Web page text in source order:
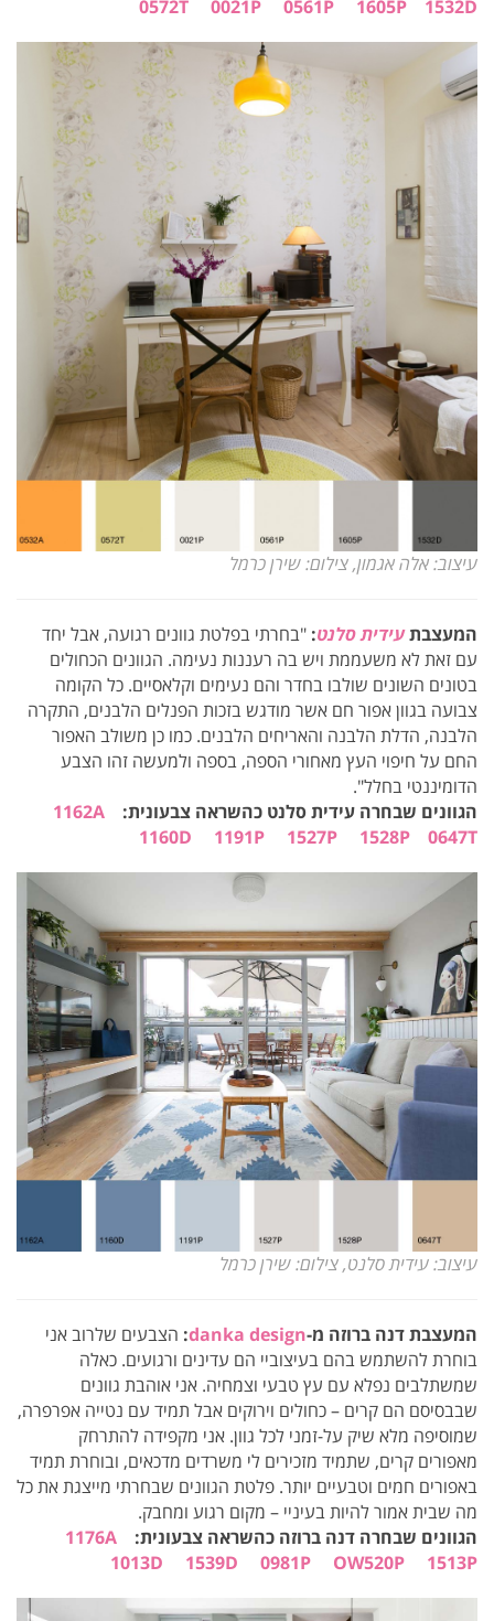
0572T
0021P 0561P 1605P 1532D
עיצוב: אלה אגמון, צילום: שירן כרמל
המעצבתעידית סלנט: "בחרתי בפלטת גוונים רגועה, אבל יחד
עם זאת לא משעממת ויש בה רעננות נעימה. הגוונים הכחולים
בטונים השונים שולבו בחדר והם נעימים וקלאסיים. כל הקומה
צבועה בגוון אפור חם אשר מודגש בזכות הפנלים הלבנים, התקרה
הלבנה, הדלת הלבנה והאריחים הלבנים. כמו כן משולב האפור
החם על חיפוי העץ מאחורי הספה, בספה ולמעשה זהו הצבע
הדומיננטי בחלל".
הגוונים שבחרה עידית סלנט כהשראה צבעונית:
1162A
1160D
1191P 1527P 1528P 0647T
עיצוב: עידית סלנט, צילום: שירן כרמל
המעצבת דנה ברוזה מ-danka design
: הצבעים שלרוב אני
בוחרת להשתמש בהם בעיצוביי הם עדינים ורגועים. כאלה
שמשתלבים נפלא עם עץ טבעי וצמחיה. אני אוהבת גוונים
שבבסיסם הם קרים – כחולים וירוקים אבל תמיד עם נטייה אפרפרה,
שמוסיפה מלא שיק על-זמני לכל גוון. אני מקפידה להתרחק
מאפורים קרים, שתמיד מזכירים לי משרדים מדכאים, ובוחרת תמיד
באפורים חמים וטבעיים יותר. פלטת הגוונים שבחרתי מייצגת את כל
מה שבית אמור להיות בעיניי – מקום רגוע ומחבק.
הגוונים שבחרה דנה ברוזה כהשראה צבעונית:
1176A
1013D
1539D 0981P OW520P 1513P